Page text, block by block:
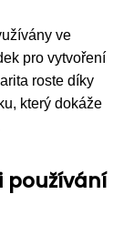
ve
pro vytvoření
roste díky
který dokáže
používání